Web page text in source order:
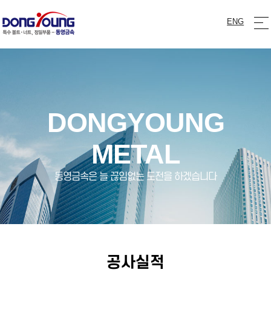
ENG
DONGYOUNG
METAL
동영금속은 늘 끊임없는 도전을 하겠습니다
공사실적